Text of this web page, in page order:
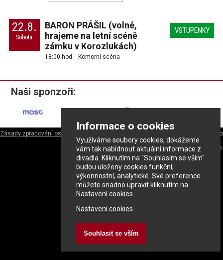
Informace o cookies
Využíváme soubory cookies, dokážeme
vám tak nabídnout aktuální informace z
divadla. Kliknutím na "Souhlasím se vším"
budou uloženy cookies funkční,
výkonnostní, analytické. Své preference
můžete snadno upravit kliknutím na
Nastavení cookies.
Nastavení cookies
Souhlasit se vším
22.8.
Sobota
BARON PRÁŠIL (volné,
hrajeme na letní scéně
zámku v Korozlukách)
18:00 hod. - Komorní scéna
VSTUPENKY
Naši sponzoři:
Zásady zpracování osobních údajů
Divadlo
rozmanitostí|Městské divadlo v Mostě s.r.o.
Pecho-it.cz&NEXU s.r.o.